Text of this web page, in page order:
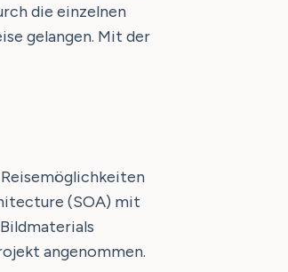
die einzelnen
gelangen. Mit der
(SOA) mit
angenommen.